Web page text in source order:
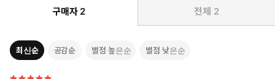
거대 괴수의 침공을 받고 있는 상태다. 레비아탄의 피는 접촉한 모든
계산 능력이나 기억 능력 등을 부여하는 ‘서블라임’ 시스템을 운용한
다. 하지만 소설은 단순한 초인 영웅 서사에 머물지 않고 국가적 위
기 상황에서 발생하는 인간 군상의 다층적인 면모를 예리하게 포착
구매자 2 전체 2
최신순 공감순 별점 높은순 별점 낮은순